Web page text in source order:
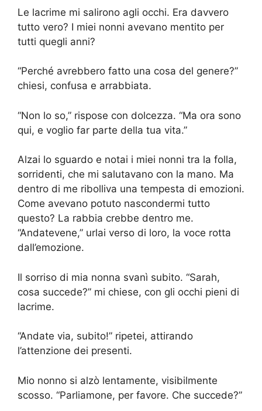
Le lacrime mi salirono agli occhi. Era davvero
tutto vero? I miei nonni avevano mentito per
tutti quegli anni?
“Perché avrebbero fatto una cosa del genere?”
chiesi, confusa e arrabbiata.
“Non lo so,” rispose con dolcezza. “Ma ora sono
qui, e voglio far parte della tua vita.”
Alzai lo sguardo e notai i miei nonni tra la folla,
sorridenti, che mi salutavano con la mano. Ma
dentro di me ribolliva una tempesta di emozioni.
Come avevano potuto nascondermi tutto
questo? La rabbia crebbe dentro me.
“Andatevene,” urlai verso di loro, la voce rotta
dall’emozione.
Il sorriso di mia nonna svanì subito. “Sarah,
cosa succede?” mi chiese, con gli occhi pieni di
lacrime.
“Andate via, subito!” ripetei, attirando
l’attenzione dei presenti.
Mio nonno si alzò lentamente, visibilmente
scosso. “Parliamone, per favore. Che succede?”